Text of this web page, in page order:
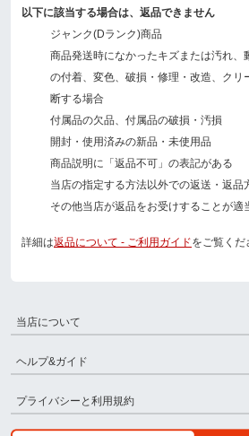
以下に該当する場合は、返品できません
ジャンク(Dランク)商品
商品発送時になかったキズまたは汚れ、
の付着、変色、破損・修理・改造、クリ
断する場合
付属品の欠品、付属品の破損・汚損
開封・使用済みの新品・未使用品
商品説明に「返品不可」の表記がある
当店の指定する方法以外での返送・返品
その他当店が返品をお受けすることが適
詳細は返品について - ご利用ガイドをご覧くだ
当店について
ヘルプ&ガイド
プライバシーと利用規約